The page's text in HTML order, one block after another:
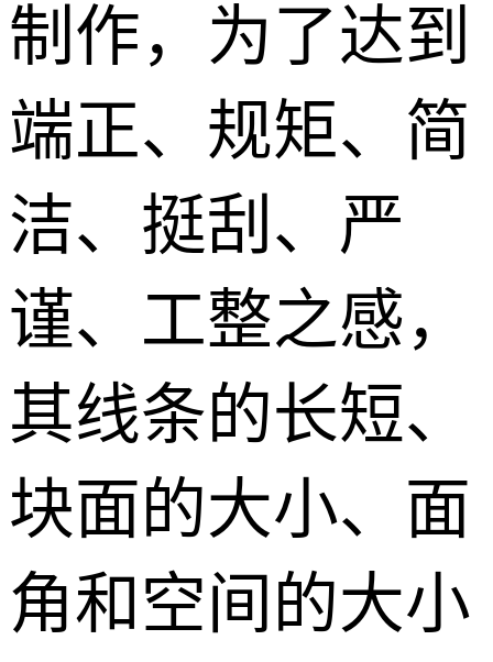
制作，为了达到
端正、规矩、简
洁、挺刮、严
谨、工整之感，
其线条的长短、
块面的大小、面
角和空间的大小